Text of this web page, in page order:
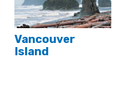
Vancouver
Island